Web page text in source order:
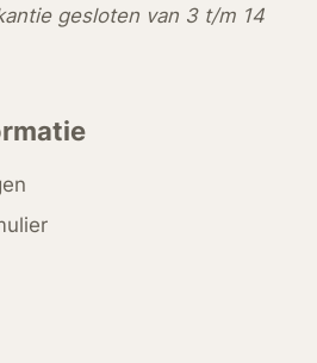
gesloten van 3 t/m 14